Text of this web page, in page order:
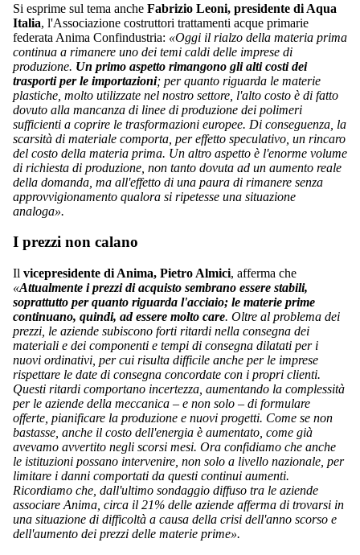
Si esprime sul tema anche Fabrizio Leoni, presidente di Aqua
Italia, l'Associazione costruttori trattamenti acque primarie
federata Anima Confindustria: «Oggi il rialzo della materia prima
continua a rimanere uno dei temi caldi delle imprese di
produzione. Un primo aspetto rimangono gli alti costi dei
trasporti per le importazioni; per quanto riguarda le materie
plastiche, molto utilizzate nel nostro settore, l'alto costo è di fatto
dovuto alla mancanza di linee di produzione dei polimeri
sufficienti a coprire le trasformazioni europee. Di conseguenza, la
scarsità di materiale comporta, per effetto speculativo, un rincaro
del costo della materia prima. Un altro aspetto è l'enorme volume
di richiesta di produzione, non tanto dovuta ad un aumento reale
della domanda, ma all'effetto di una paura di rimanere senza
approvvigionamento qualora si ripetesse una situazione
analoga».
I prezzi non calano
Il vicepresidente di Anima, Pietro Almici, afferma che
«Attualmente i prezzi di acquisto sembrano essere stabili,
soprattutto per quanto riguarda l'acciaio; le materie prime
continuano, quindi, ad essere molto care. Oltre al problema dei
prezzi, le aziende subiscono forti ritardi nella consegna dei
materiali e dei componenti e tempi di consegna dilatati per i
nuovi ordinativi, per cui risulta difficile anche per le imprese
rispettare le date di consegna concordate con i propri clienti.
Questi ritardi comportano incertezza, aumentando la complessità
per le aziende della meccanica – e non solo – di formulare
offerte, pianificare la produzione e nuovi progetti. Come se non
bastasse, anche il costo dell'energia è aumentato, come già
avevamo avvertito negli scorsi mesi. Ora confidiamo che anche
le istituzioni possano intervenire, non solo a livello nazionale, per
limitare i danni comportati da questi continui aumenti.
Ricordiamo che, dall'ultimo sondaggio diffuso tra le aziende
associare Anima, circa il 21% delle aziende afferma di trovarsi in
una situazione di difficoltà a causa della crisi dell'anno scorso e
dell'aumento dei prezzi delle materie prime».